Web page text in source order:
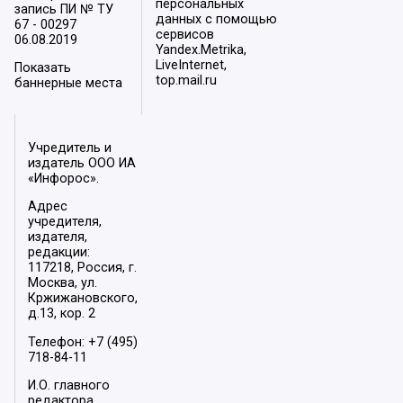
запись ПИ № ТУ
67 - 00297
06.08.2019
Показать
баннерные места
персональных
данных с помощью
сервисов
Yandex.Metrika,
LiveInternet,
top.mail.ru
Учредитель и
издатель ООО ИА
«Инфорос».
Адрес
учредителя,
издателя,
редакции:
117218, Россия, г.
Москва, ул.
Кржижановского,
д.13, кор. 2
Телефон: +7 (495)
718-84-11
И.О. главного